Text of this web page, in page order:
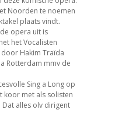
Noorden te noemen
plaats vindt.
opera uit is
het Vocalisten
Hakim Traïda
Rotterdam mmv de
Sing a Long op
koor met als solisten
Dat alles olv dirigent